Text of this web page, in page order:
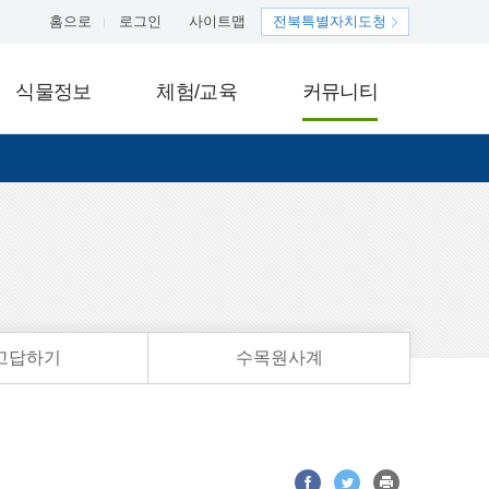
홈으로 로그인 사이트맵 전북특별자치도청
식물정보 체험/교육 커뮤니티
답하기 수목원사계